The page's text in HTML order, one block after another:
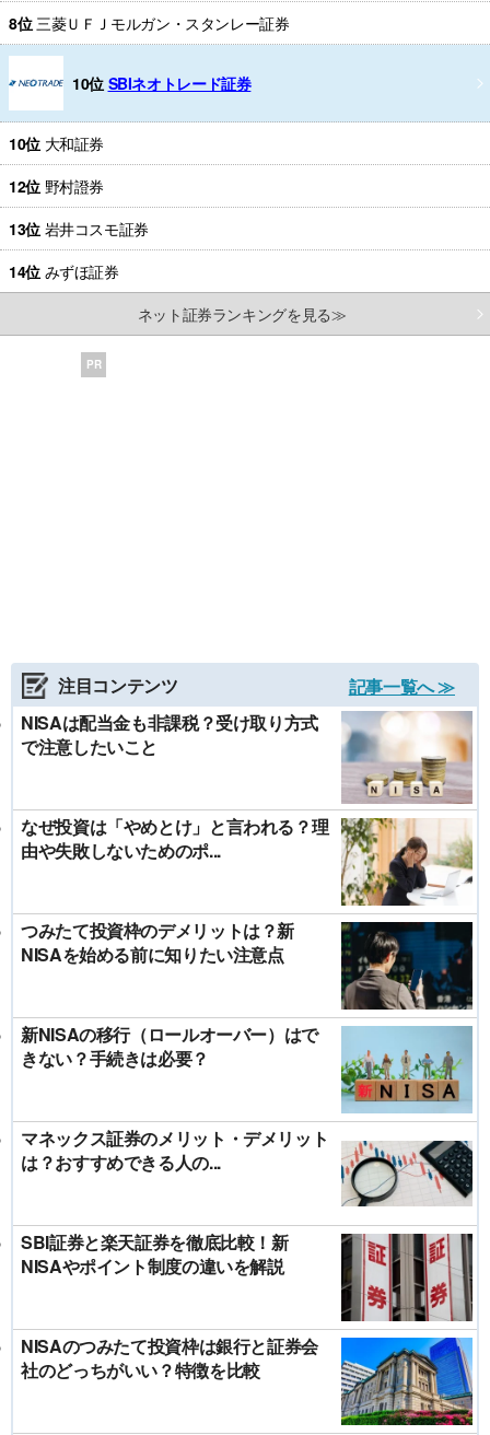
8位 三菱ＵＦＪモルガン・スタンレー証券
10位 SBIネオトレード証券
10位 大和証券
12位 野村證券
13位 岩井コスモ証券
14位 みずほ証券
ネット証券ランキングを見る≫
PR
注目コンテンツ
記事一覧へ ≫
NISAは配当金も非課税？受け取り方式
で注意したいこと
なぜ投資は「やめとけ」と言われる？理
由や失敗しないためのポ...
つみたて投資枠のデメリットは？新
NISAを始める前に知りたい注意点
新NISAの移行（ロールオーバー）はで
きない？手続きは必要？
マネックス証券のメリット・デメリット
は？おすすめできる人の...
SBI証券と楽天証券を徹底比較！新
NISAやポイント制度の違いを解説
NISAのつみたて投資枠は銀行と証券会
社のどっちがいい？特徴を比較